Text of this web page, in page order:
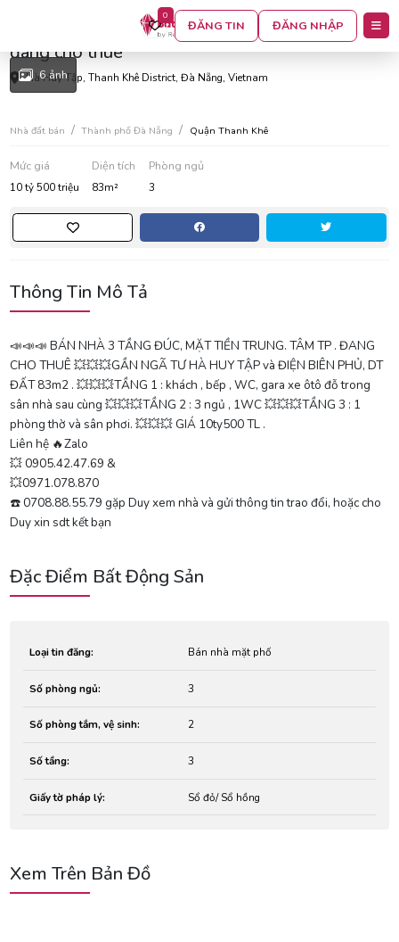
0
ĐĂNG TIN ĐĂNG NHẬP
Bán nhà 3 tầng đúc, mặt tiền trung. tâm tp .
đang cho thuê
Hà Huy Tập, Thanh Khê District, Đà Nẵng, Vietnam
6 ảnh
Nhà đất bán Thành phố Đà Nẵng Quận Thanh Khê
Mức giá
10 tỷ 500 triệu
Diện tích
83m²
Phòng ngủ
3
Thông Tin Mô Tả
📣📣📣 BÁN NHÀ 3 TẦNG ĐÚC, MẶT TIỀN TRUNG. TÂM TP . ĐANG
CHO THUÊ 💥💥💥GẦN NGÃ TƯ HÀ HUY TẬP và ĐIỆN BIÊN PHỦ, DT
ĐẤT 83m2 . 💥💥💥TẦNG 1 : khách , bếp , WC, gara xe ôtô đỗ trong
sân nhà sau cùng 💥💥💥TẦNG 2 : 3 ngủ , 1WC 💥💥💥TẦNG 3 : 1
phòng thờ và sân phơi. 💥💥💥 GIÁ 10ty500 TL .
Liên hệ 🔥Zalo
💥 0905.42.47.69 &
💥0971.078.870
☎️ 0708.88.55.79 gặp Duy xem nhà và gửi thông tin trao đổi, hoặc cho
Duy xin sdt kết bạn
Đặc Điểm Bất Động Sản
Loại tin đăng: Bán nhà mặt phố
Số phòng ngủ: 3
Số phòng tắm, vệ sinh: 2
Số tầng: 3
Giấy tờ pháp lý: Sổ đỏ/ Sổ hồng
Xem Trên Bản Đồ